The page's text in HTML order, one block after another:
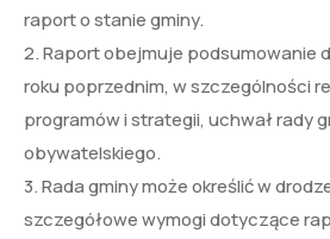
raport o stanie gminy.
2. Raport obejmuje podsumowanie
roku poprzednim, w szczególności
programów i strategii, uchwał rady
obywatelskiego.
3. Rada gminy może określić w
szczegółowe wymogi dotyczące